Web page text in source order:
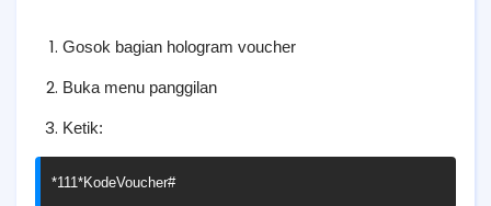
Gosok bagian hologram voucher
Buka menu panggilan
Ketik:
*111*KodeVoucher#